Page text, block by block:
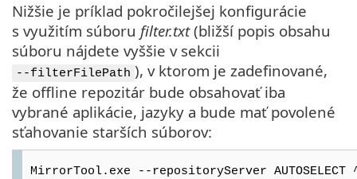
Nižšie je príklad pokročilejšej konfigurácie
s využitím súboru filter.txt(bližší popis obsahu
súboru nájdete vyššie v sekcii
--filterFilePath ), v ktorom je zadefinované,
že offline repozitár bude obsahovať iba
vybrané aplikácie, jazyky a bude mať povolené
sťahovanie starších súborov:
MirrorTool.exe --repositoryServer AUTOSELECT